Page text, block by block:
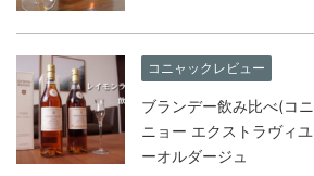
コニャックレビュー
ブランデー飲み比べ(コ
ニョー エクストラヴィ
ーオルダージュ